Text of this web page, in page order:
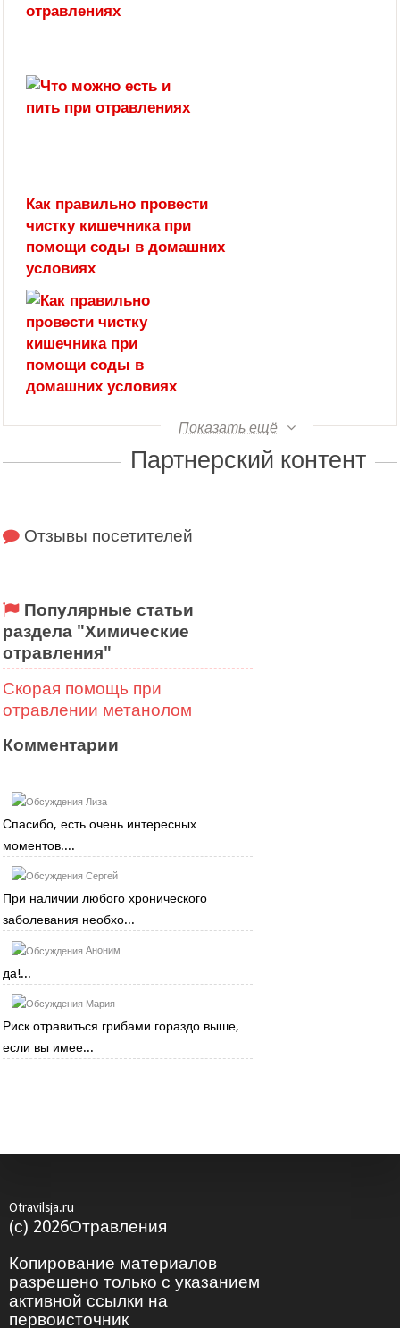
отравлениях
Как правильно провести
чистку кишечника при
помощи соды в домашних
условиях
Показать ещё
Партнерский контент
Отзывы посетителей
Популярные статьи
раздела "Химические
отравления"
Скорая помощь при
отравлении метанолом
Комментарии
Лиза
Спасибо, есть очень интересных
моментов....
Сергей
При наличии любого хронического
заболевания необхо...
Аноним
да!...
Мария
Риск отравиться грибами гораздо выше,
если вы имее...
Otravilsja.ru
(с) 2026Отравления
Копирование материалов
разрешено только с указанием
активной ссылки на
первоисточник